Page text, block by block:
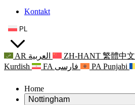
Kontakt
PL
AR العربية ZH-HANT 繁體中文
Kurdish
FA فارسی PA Punjabi
Home
Nottingham